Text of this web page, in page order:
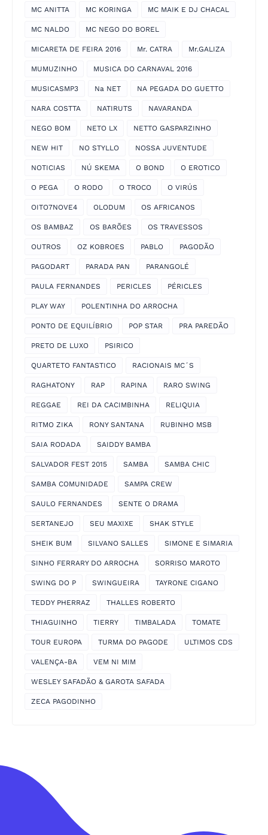
MC ANITTA MC KORINGA MC MAIK E DJ CHACAL
MC NALDO MC NEGO DO BOREL
MICARETA DE FEIRA 2016 Mr. CATRA Mr.GALIZA
MUMUZINHO MUSICA DO CARNAVAL 2016
MUSICASMP3 Na NET NA PEGADA DO GUETTO
NARA COSTTA NATIRUTS NAVARANDA
NEGO BOM NETO LX NETTO GASPARZINHO
NEW HIT NO STYLLO NOSSA JUVENTUDE
NOTICIAS NÚ SKEMA O BOND O EROTICO
O PEGA O RODO O TROCO O VIRÚS
OITO7NOVE4 OLODUM OS AFRICANOS
OS BAMBAZ OS BARÕES OS TRAVESSOS
OUTROS OZ KOBROES PABLO PAGODÃO
PAGODART PARADA PAN PARANGOLÉ
PAULA FERNANDES PERICLES PÉRICLES
PLAY WAY POLENTINHA DO ARROCHA
PONTO DE EQUILÍBRIO POP STAR PRA PAREDÃO
PRETO DE LUXO PSIRICO
QUARTETO FANTASTICO RACIONAIS MC´S
RAGHATONY RAP RAPINA RARO SWING
REGGAE REI DA CACIMBINHA RELIQUIA
RITMO ZIKA RONY SANTANA RUBINHO MSB
SAIA RODADA SAIDDY BAMBA
SALVADOR FEST 2015 SAMBA SAMBA CHIC
SAMBA COMUNIDADE SAMPA CREW
SAULO FERNANDES SENTE O DRAMA
SERTANEJO SEU MAXIXE SHAK STYLE
SHEIK BUM SILVANO SALLES SIMONE E SIMARIA
SINHO FERRARY DO ARROCHA SORRISO MAROTO
SWING DO P SWINGUEIRA TAYRONE CIGANO
TEDDY PHERRAZ THALLES ROBERTO
THIAGUINHO TIERRY TIMBALADA TOMATE
TOUR EUROPA TURMA DO PAGODE ULTIMOS CDS
VALENÇA-BA VEM NI MIM
WESLEY SAFADÃO & GAROTA SAFADA
ZECA PAGODINHO